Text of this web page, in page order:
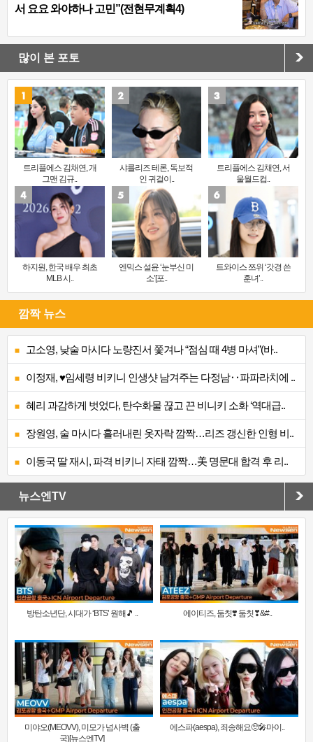
서 요요 와야하나 고민”(전현무계획4)
많이 본 포토
트리플에스 김채연, 개
그맨 김규..
샤를리즈 테론, 독보적
인 귀걸이..
트리플에스 김채연, 서
울월드컵..
하지원, 한국 배우 최초
MLB 시..
엔믹스 설윤 ‘눈부신 미
소’[포..
트와이스 쯔위 ‘갓경 쓴
훈녀’..
깜짝 뉴스
고소영, 낮술 마시다 노량진서 쫓겨나 “점심 때 4병 마셔”(바..
이정재, ♥임세령 비키니 인생샷 남겨주는 다정남‥파파라치에 ..
혜리 과감하게 벗었다, 탄수화물 끊고 끈 비니키 소화 ‘역대급..
장원영, 술 마시다 흘러내린 옷자락 깜짝…리즈 갱신한 인형 비..
이동국 딸 재시, 파격 비키니 자태 깜짝…美 명문대 합격 후 리..
뉴스엔TV
방탄소년단, 시대가 ‘BTS’ 원해🎵 .. 에이티즈, 둠칫❣️ 둠칫❣&#..
미야오(MEOVV), 미모가 넘사벽 (출
국)[뉴스엔TV]
에스파(aespa), 죄송해요🥺🎤마이..